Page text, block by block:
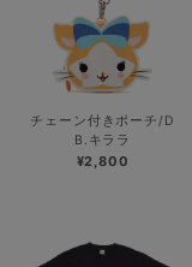
チェーン付きポーチ/D
B.キララ
¥2,800